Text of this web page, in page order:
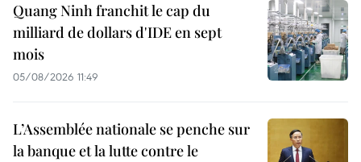
Quang Ninh franchit le cap du
milliard de dollars d'IDE en sept
mois
05/08/2026 11:49
L’Assemblée nationale se penche sur
la banque et la lutte contre le